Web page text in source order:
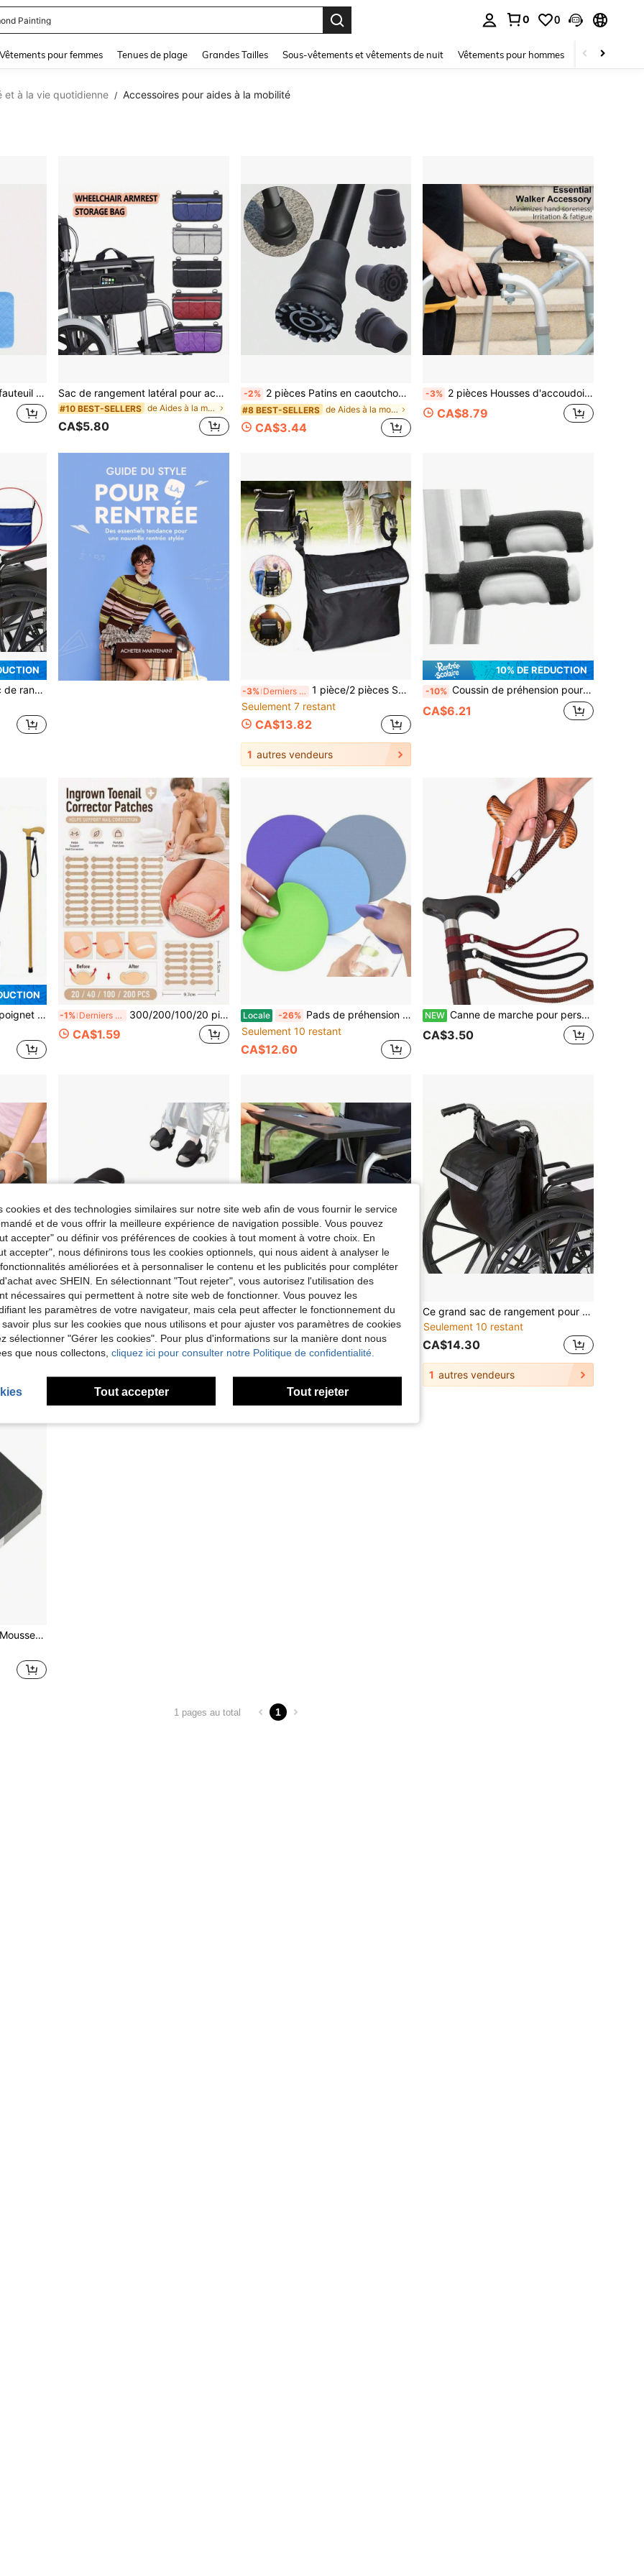
Femme Chic
0 0
Vêtements pour femmes Tenues de plage Grandes Tailles Sous-vêtements et vêtements de nuit Vêtements pour hommes Enfants
et à la vie quotidienne / Accessoires pour aides à la mobilité
de fauteuil roulant moderne, coussin de fauteuil roulant Sac de rangement latéral pour accoudoir de fauteuil roulant électrique/manuel, multi-poches multifonctions pour fauteuil roulant, sac de rangement pliable portable à suspendre pour sortir
#10 BEST-SELLERS de Aides à la mobilité et à la vie quotidienne
CA$5.80
-2% 2 pièces Patins en caoutchouc pour déambulateur, coussinets antidérapants, patins universels pour déambulateur pour une mobilité facile à l'intérieur et à l'extérieur, accessoires de marche durables et résistants à l'usure
#8 BEST-SELLERS de Aides à la mobilité et à la vie quotidienne
CA$3.44
-3% 2 pièces Housses d'accoudoirs de déambulateur, Housses d'accoudoirs de fauteuil roulant, Coussinets d'accoudoirs de déambulateur ergonomiques pour le confort et le soutien
CA$8.79
durable et résistant à l'eau, conception de bande réfléchissante améliorant la visibilité nocturne, fixation à double sangle s'adaptant à la plupart des accoudoirs de fauteuil roulant
-3% Derniers 3 jours 1 pièce/2 pièces Sac de rangement réfléchissant noir pur pour fauteuil roulant, pochette de rangement suspendue pour scooter de mobilité, sac de transport accessoire pour déambulateur, rangement personnel pour promenade en plein air, organisateur d'articles personnels pour courts trajets, rangement d'équipement de rééducation à domicile, bande réfléchissante pour voyage de nuit améliorant la visibilité, sangles réglables s'adaptant à plusieurs dossiers de fauteuil roulant, pliable léger et gain de place, convient aux personnes à mobilité réduite, peut être utilisé comme cadeau attentionné
Seulement 7 restant
CA$13.82
1 autres vendeurs
10% DE RÉDUCTION
-10% Coussin de préhension pour béquilles - Revêtement en mousse caoutchoutée ergonomique pour le confort et le soutien
CA$6.21
une utilisation par les personnes âgées, accessoires de canne
-1% Derniers 2 jours 300/200/100/20 pièces Patchs de correction pour ongles enroulés, adaptés à la réparation des ongles enroulés, patchs de correction des ongles, outils de soins des pieds
CA$1.59
Locale -26% Pads de préhension pour ouvre-bocal, 4 pièces de préhension en caoutchouc pour bocal, préhension multifonctionnelle pour femmes âgées aux mains faibles, gris, vert, bleu, violet
Seulement 10 restant
CA$12.60
NEW Canne de marche pour personnes âgées avec sangle de poignet antidérapante, tête de corde de serrage améliorée, corps de corde à motif durable, bâton de randonnée extérieur avec sangle de poignet anti-perte, antidérapant et anti-détachement
CA$3.50
s'adapte à la plupart des déambulateurs pliables standards, amovible et facile à assembler
12% DE RÉDUCTION
-12% Derniers 2 jours
1 paire 2 pièces Chaussures de maintien pour fauteuil roulant avec sangles anti-chute - Fournit une fixation sécurisée des pieds pour les personnes âgées et les utilisateurs de fauteuils roulants, conception ergonomique, tissu respirant et sangles réglables, empêche le glissement et la chute, favorise le soutien de la posture et la stabilité, accessoires pour fauteuil roulant, chaussures de soins pour personnes âgées, chaussures confortables, construction de chaussures durable
Seulement 4 restant
CA$19.18
Estimé
Locale -33% Plateau de table accessoire, plateau de table à manger, porte-tasse en plastique pour les personnes handicapées, manger, lire, se reposer
CA$66.47
Ce grand sac de rangement pour accoudoir de fauteuil roulant extérieur est un sac de rangement étanche, convenant parfaitement aux dossiers de fauteuils roulants électriques. Idéal pour les voyages ou l'utilisation quotidienne. Il offre un espace généreux pour ranger les essentiels (téléphones, bouteilles d'eau, médicaments), tout en...
Seulement 10 restant
CA$14.30
1 autres vendeurs
U-Seat, 18" X 22" X 3"
1 pages au total 1
cookies et des technologies similaires sur notre site web afin de vous fournir le service
et de vous offrir la meilleure expérience de navigation possible. Vous pouvez
accepter" ou définir vos préférences de cookies à tout moment à votre choix. En
accepter", nous définirons tous les cookies optionnels, qui nous aident à analyser le
améliorées et à personnaliser le contenu et les publicités pour compléter
avec SHEIN. En sélectionnant "Tout rejeter", vous autorisez l'utilisation des
nécessaires qui permettent à notre site web de fonctionner. Vous pouvez les
les paramètres de votre navigateur, mais cela peut affecter le fonctionnement du
plus sur les cookies que nous utilisons et pour ajuster vos paramètres de cookies
sélectionner "Gérer les cookies". Pour plus d'informations sur la manière dont nous
que nous collectons, cliquez ici pour consulter notre Politique de confidentialité.
Tout accepter Tout rejeter